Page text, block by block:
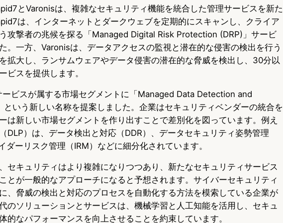
u
e
s
k
c
e
o
k
t
n
a
とVaronisは、複雑なセキュリティ機能を統合した管理サービスを新た
は、インターネットとダークウェブを定期的にスキャンし、クライア
攻撃者の兆候を探る「Managed Digital Risk Protection (DRP)」サービ
。一方、Varonisは、データアクセスの監視と潜在的な侵害の検出を行う
拡大し、ランサムウェアやデータ侵害の潜在的な脅威を検出し、30分以
ビスを提供します。
ビスが属する市場セグメントに「Managed Data Detection and
いう新しい名称を提案しました。企業はセキュリティベンダーの統合を
は新しい市場セグメントを作り出すことで差別化を図っています。例え
DLP）は、データ検出と対応（DDR）、データセキュリティ姿勢管理
ダーリスク管理（IRM）などに細分化されています。
セキュリティはより複雑になりつつあり、新たなセキュリティサービス
とが一般的なアプローチになると予想されます。サイバーセキュリティ
、脅威の検出と対応のプロセスを自動化する方法を模索している企業が
のソリューションとサービスは、機械学習と人工知能を活用し、セキュ
的なパフォーマンスを向上させることを約束しています。